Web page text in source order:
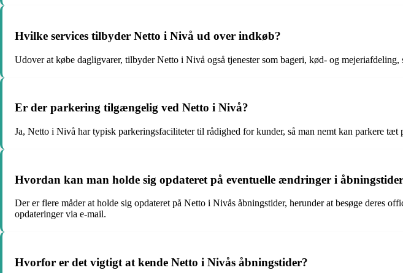
Hvilke services tilbyder Netto i Nivå ud over indkøb?
Udover at købe dagligvarer, tilbyder Netto i Nivå også tjenester som bageri, kød- og
Er der parkering tilgængelig ved Netto i Nivå?
Ja, Netto i Nivå har typisk parkeringsfaciliteter til rådighed for kunder, så man nemt kan parkere tæt
Hvordan kan man holde sig opdateret på eventuelle ændringer i
Der er flere måder at holde sig opdateret på Netto i Nivås åbningstider, herunder at besøge deres
opdateringer via e-mail.
Hvorfor er det vigtigt at kende Netto i Nivås åbningstider?